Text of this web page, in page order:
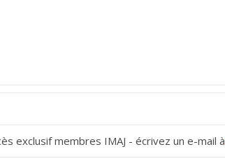
exclusif membres IMAJ - écrivez un e-mail à